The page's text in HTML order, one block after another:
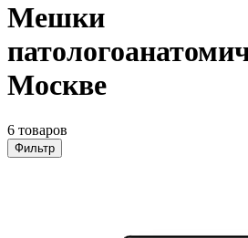
Мешки
Москве
6 товаров
Фильтр